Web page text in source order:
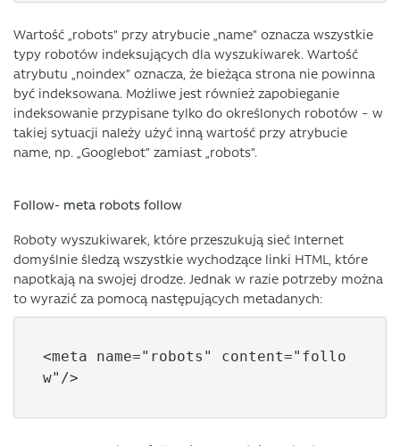
Wartość „robots” przy atrybucie „name” oznacza wszystkie
typy robotów indeksujących dla wyszukiwarek. Wartość
atrybutu „noindex” oznacza, że ​​bieżąca strona nie powinna
być indeksowana. Możliwe jest również zapobieganie
indeksowanie przypisane tylko do określonych robotów – w
takiej sytuacji należy użyć inną wartość przy atrybucie
name, np. „Googlebot” zamiast „robots”.
Follow- meta robots follow
Roboty wyszukiwarek, które przeszukują sieć Internet
domyślnie śledzą wszystkie wychodzące linki HTML, które
napotkają na swojej drodze. Jednak w razie potrzeby można
to wyrazić za pomocą następujących metadanych:
<meta name="robots" content="follo
w"/>